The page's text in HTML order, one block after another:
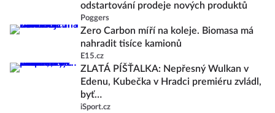
odstartování prodeje nových produktů
Poggers
Zero Carbon míří na koleje. Biomasa má
nahradit tisíce kamionů
E15.cz
ZLATÁ PÍŠŤALKA: Nepřesný Wulkan v
Edenu, Kubečka v Hradci premiéru zvládl,
byť…
iSport.cz